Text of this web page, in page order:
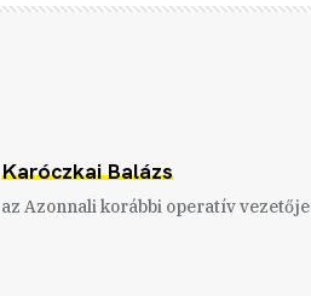
Karóczkai Balázs
az Azonnali korábbi operatív vezetője